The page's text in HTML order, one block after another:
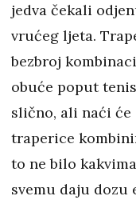
jedva čekali
vrućeg ljeta.
bezbroj
obuće poput
slično, ali naći
traperice
to ne bilo
svemu daju dozu